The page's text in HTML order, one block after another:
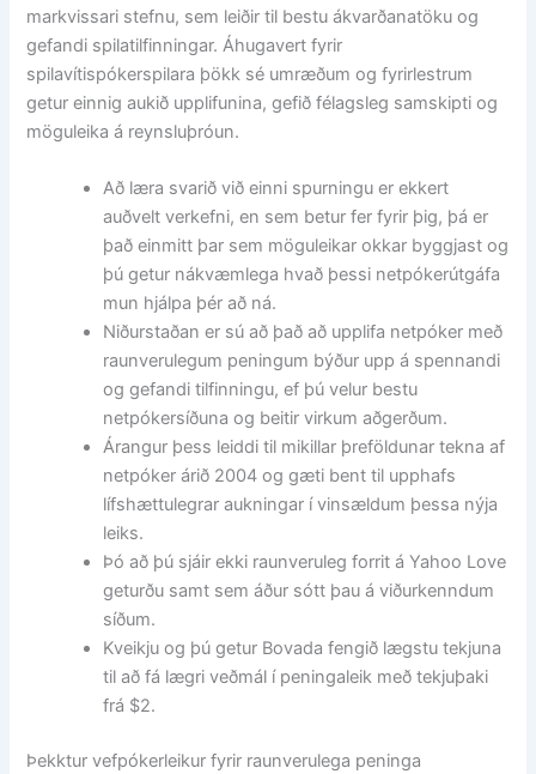
markvissari stefnu, sem leiðir til bestu ákvarðanatöku og
gefandi spilatilfinningar. Áhugavert fyrir
spilavítispókerspilara þökk sé umræðum og fyrirlestrum
getur einnig aukið upplifunina, gefið félagsleg samskipti og
möguleika á reynsluþróun.
Að læra svarið við einni spurningu er ekkert
auðvelt verkefni, en sem betur fer fyrir þig, þá er
það einmitt þar sem möguleikar okkar byggjast og
þú getur nákvæmlega hvað þessi netpókerútgáfa
mun hjálpa þér að ná.
Niðurstaðan er sú að það að upplifa netpóker með
raunverulegum peningum býður upp á spennandi
og gefandi tilfinningu, ef þú velur bestu
netpókersíðuna og beitir virkum aðgerðum.
Árangur þess leiddi til mikillar þreföldunar tekna af
netpóker árið 2004 og gæti bent til upphafs
lífshættulegrar aukningar í vinsældum þessa nýja
leiks.
Þó að þú sjáir ekki raunveruleg forrit á Yahoo Love
geturðu samt sem áður sótt þau á viðurkenndum
síðum.
Kveikju og þú getur Bovada fengið lægstu tekjuna
til að fá lægri veðmál í peningaleik með tekjuþaki
frá $2.
Þekktur vefpókerleikur fyrir raunverulega peninga